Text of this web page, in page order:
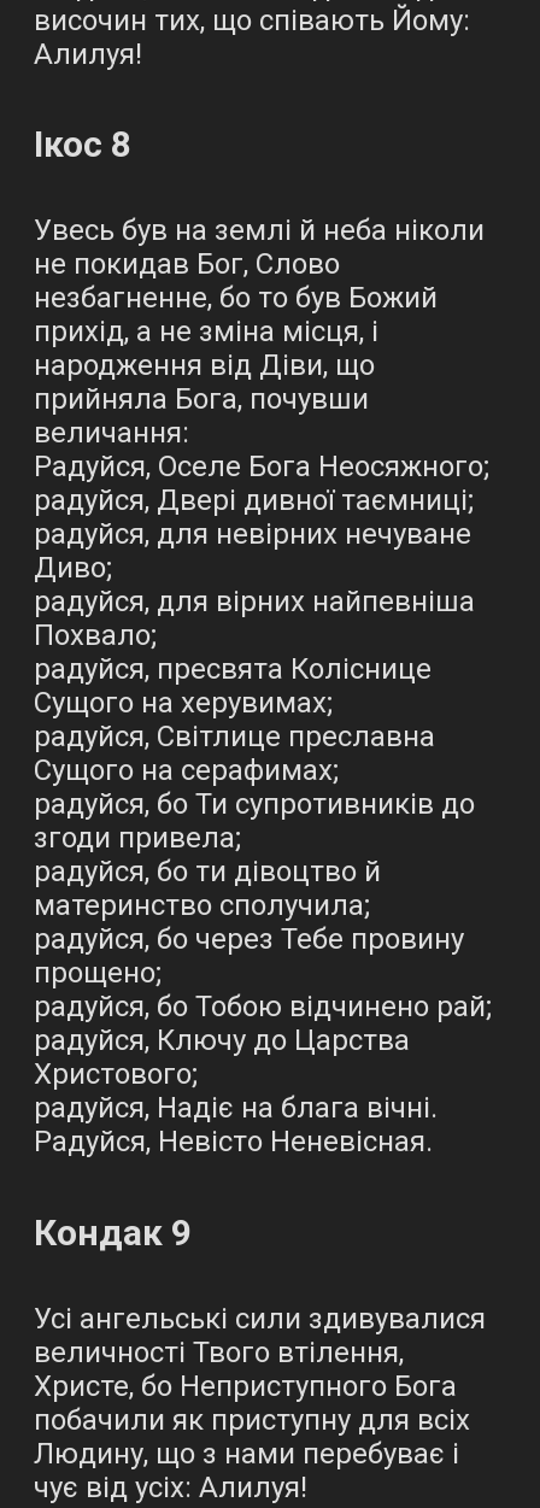
височин тих, що співають Йому:
Алилуя!
Ікос 8
Увесь був на землі й неба ніколи
не покидав Бог, Слово
незбагненне, бо то був Божий
прихід, а не зміна місця, і
народження від Діви, що
прийняла Бога, почувши
величання:
Радуйся, Оселе Бога Неосяжного;
радуйся, Двері дивної таємниці;
радуйся, для невірних нечуване
Диво;
радуйся, для вірних найпевніша
Похвало;
радуйся, пресвята Коліснице
Сущого на херувимах;
радуйся, Світлице преславна
Сущого на серафимах;
радуйся, бо Ти супротивників до
згоди привела;
радуйся, бо ти дівоцтво й
материнство сполучила;
радуйся, бо через Тебе провину
прощено;
радуйся, бо Тобою відчинено рай;
радуйся, Ключу до Царства
Христового;
радуйся, Надіє на блага вічні.
Радуйся, Невісто Неневісная.
Кондак 9
Усі ангельські сили здивувалися
величності Твого втілення,
Христе, бо Неприступного Бога
побачили як приступну для всіх
Людину, що з нами перебуває і
чує від усіх: Алилуя!